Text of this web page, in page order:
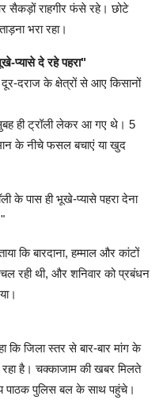
राहगीर फंसे रहे। छोटे
भरा रहा।
प्यासे दे रहे पहरा"
दराज के क्षेत्रों से आए किसानों
ही ट्रॉली लेकर आ गए थे। 5
के नीचे फसल बचाएं या खुद
के पास ही भूखे-प्यासे पहरा देना
कि बारदाना, हम्माल और कांटों
रही थी, और शनिवार को प्रबंधन
कि जिला स्तर से बार-बार मांग के
रहा है। चक्काजाम की खबर मिलते
पाठक पुलिस बल के साथ पहुंचे।